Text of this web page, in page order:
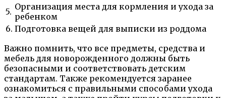
5. Организация места для кормления и ухода за
ребенком
6. Подготовка вещей для выписки из роддома
Важно помнить, что все предметы, средства и
мебель для новорожденного должны быть
безопасными и соответствовать детским
стандартам. Также рекомендуется заранее
ознакомиться с правильными способами ухода